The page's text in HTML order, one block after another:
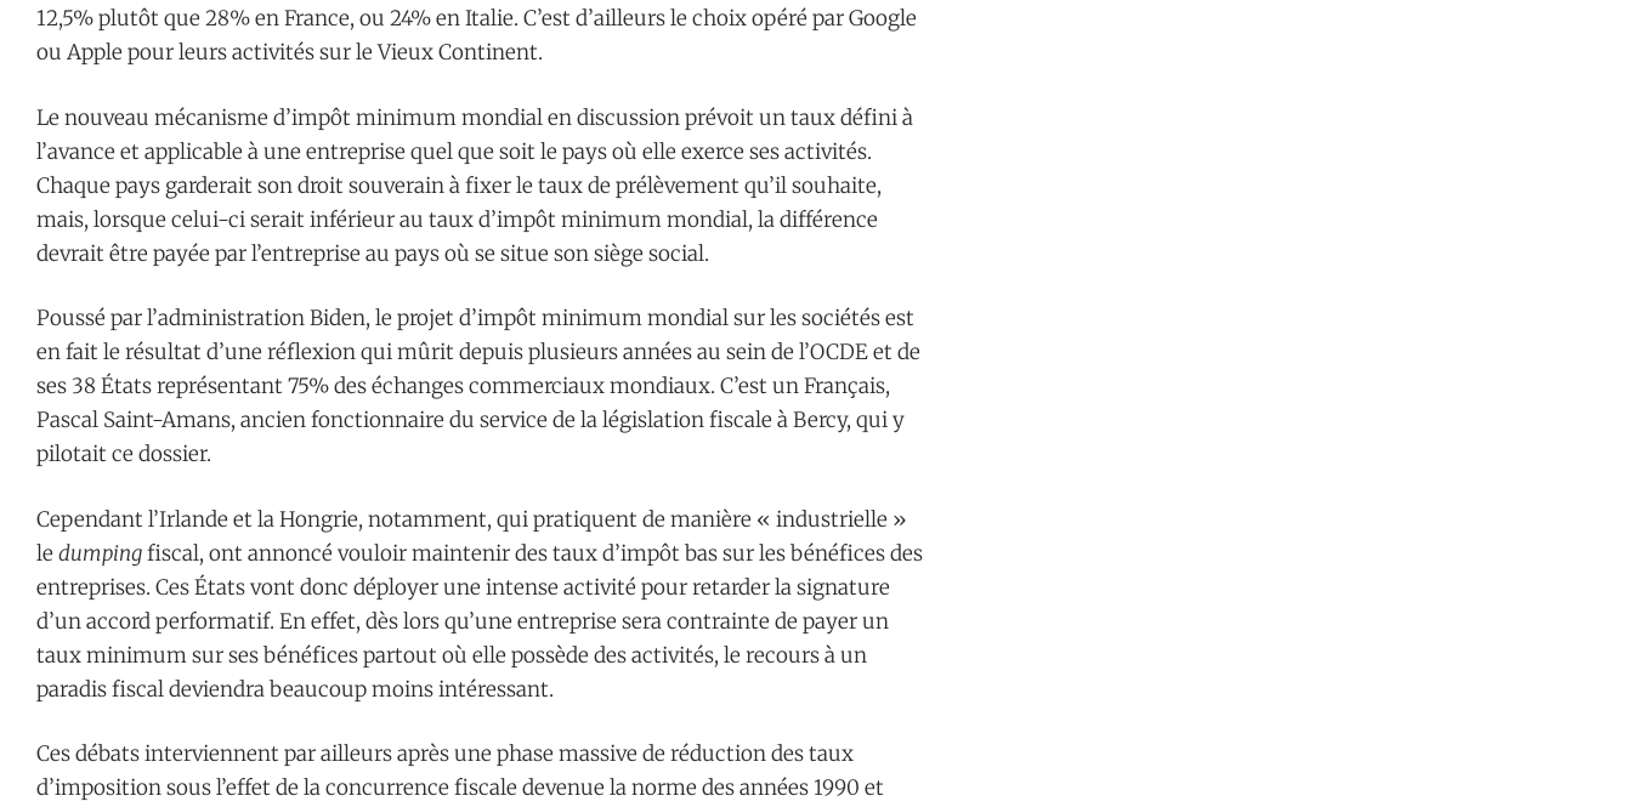
12,5% plutôt que 28% en France, ou 24% en Italie. C’est d’ailleurs le choix opéré par Google
ou Apple pour leurs activités sur le Vieux Continent.
Le nouveau mécanisme d’impôt minimum mondial en discussion prévoit un taux défini à
l’avance et applicable à une entreprise quel que soit le pays où elle exerce ses activités.
Chaque pays garderait son droit souverain à fixer le taux de prélèvement qu’il souhaite,
mais, lorsque celui-ci serait inférieur au taux d’impôt minimum mondial, la différence
devrait être payée par l’entreprise au pays où se situe son siège social.
Poussé par l’administration Biden, le projet d’impôt minimum mondial sur les sociétés est
en fait le résultat d’une réflexion qui mûrit depuis plusieurs années au sein de l’OCDE et de
ses 38 États représentant 75% des échanges commerciaux mondiaux. C’est un Français,
Pascal Saint-Amans, ancien fonctionnaire du service de la législation fiscale à Bercy, qui y
pilotait ce dossier.
Cependant l’Irlande et la Hongrie, notamment, qui pratiquent de manière « industrielle »
le dumpingfiscal, ont annoncé vouloir maintenir des taux d’impôt bas sur les bénéfices des
entreprises. Ces États vont donc déployer une intense activité pour retarder la signature
d’un accord performatif. En effet, dès lors qu’une entreprise sera contrainte de payer un
taux minimum sur ses bénéfices partout où elle possède des activités, le recours à un
paradis fiscal deviendra beaucoup moins intéressant.
Ces débats interviennent par ailleurs après une phase massive de réduction des taux
d’imposition sous l’effet de la concurrence fiscale devenue la norme des années 1990 et